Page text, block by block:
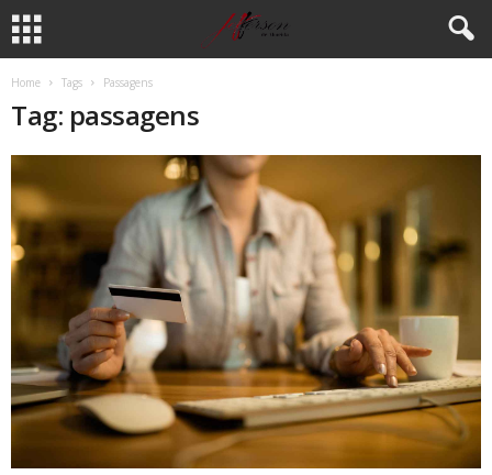
Home Tags Passagens
Tag: passagens